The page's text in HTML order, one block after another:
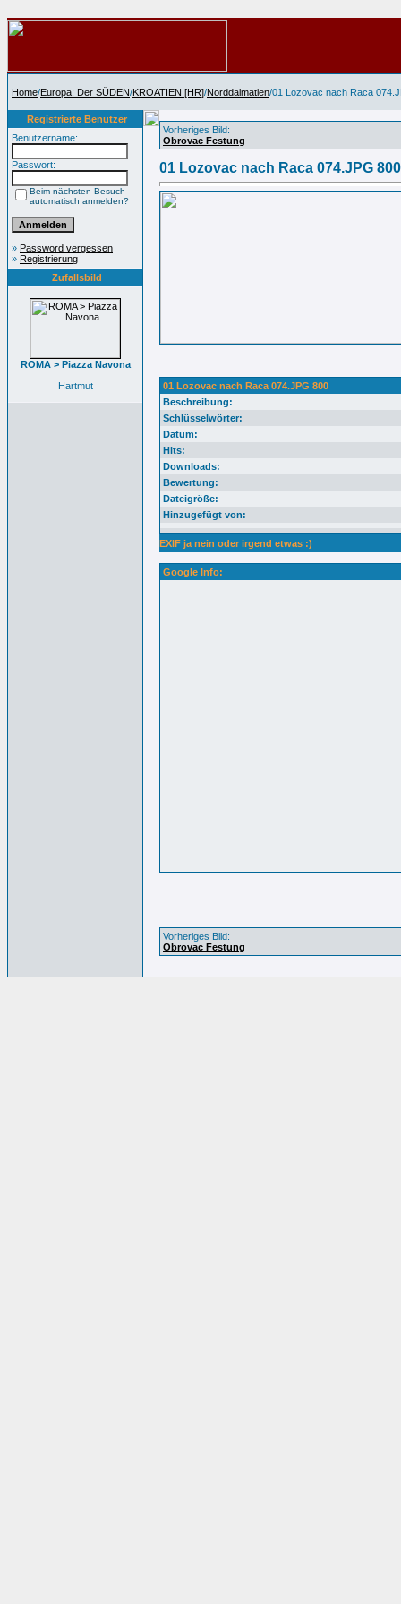
Home/Europa: Der SÜDEN/KROATIEN [HR]/Norddalmatien/01 Lozovac nach Raca
Registrierte Benutzer
Benutzername:
Passwort:
Beim nächsten Besuch
automatisch anmelden?
» Password vergessen
» Registrierung
Zufallsbild
ROMA > Piazza Navona
Hartmut
Vorheriges Bild:
Obrovac Festung
01 Lozovac nach Raca 074.JPG 800
01 Lozovac nach Raca 074.JPG 800
Beschreibung:
Schlüsselwörter:
Datum:
Hits:
Downloads:
Bewertung:
Dateigröße:
Hinzugefügt von:
EXIF ja nein oder irgend etwas :)
Google Info:
Vorheriges Bild:
Obrovac Festung